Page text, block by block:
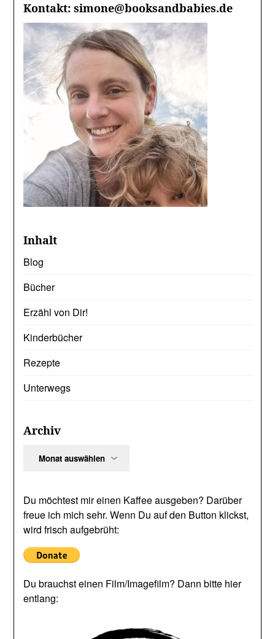
Kontakt: simone@booksandbabies.de
Inhalt
Blog
Bücher
Erzähl von Dir!
Kinderbücher
Rezepte
Unterwegs
Archiv
Du möchtest mir einen Kaffee ausgeben? Darüber
freue ich mich sehr. Wenn Du auf den Button klickst,
wird frisch aufgebrüht:
Du brauchst einen Film/Imagefilm? Dann bitte hier
entlang: